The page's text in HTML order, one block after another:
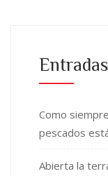
Como
pescados
Abierta la